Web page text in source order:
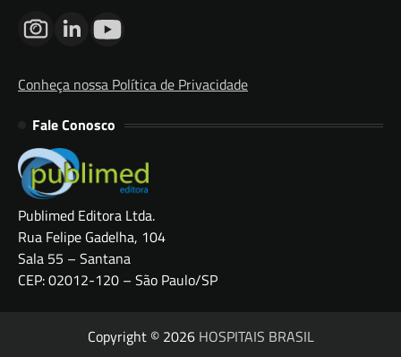
Conheça nossa Política de Privacidade
Fale Conosco
Publimed Editora Ltda.
Rua Felipe Gadelha, 104
Sala 55 – Santana
CEP: 02012-120 – São Paulo/SP
Copyright © 2026 HOSPITAIS BRASIL